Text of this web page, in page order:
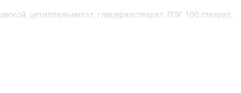
цетилпальметат, глицерилстеарат, ПЭГ 100 стеарат,